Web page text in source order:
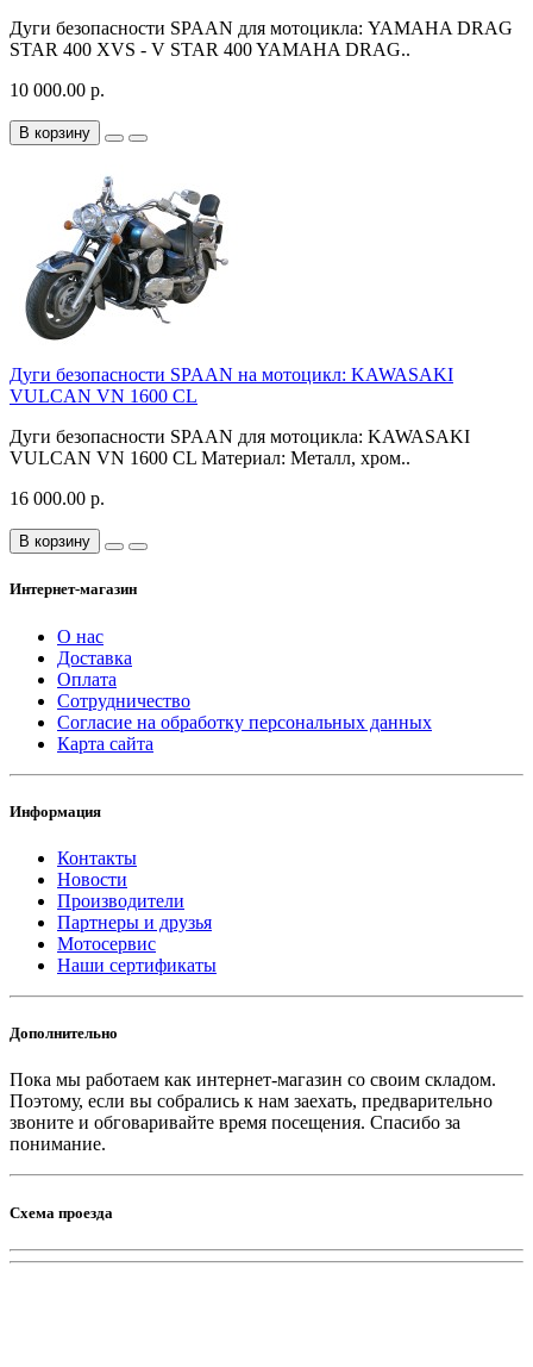
Дуги безопасности SPAAN для мотоцикла: YAMAHA DRAG
STAR 400 XVS - V STAR 400 YAMAHA DRAG..
10 000.00 р.
В корзину
Дуги безопасности SPAAN на мотоцикл: KAWASAKI
VULCAN VN 1600 CL
Дуги безопасности SPAAN для мотоцикла: KAWASAKI
VULCAN VN 1600 CL Материал: Металл, хром..
16 000.00 р.
В корзину
Интернет-магазин
О нас
Доставка
Оплата
Сотрудничество
Согласие на обработку персональных данных
Карта сайта
Информация
Контакты
Новости
Производители
Партнеры и друзья
Мотосервис
Наши сертификаты
Дополнительно
Пока мы работаем как интернет-магазин со своим складом.
Поэтому, если вы собрались к нам заехать, предварительно
звоните и обговаривайте время посещения. Спасибо за
понимание.
Схема проезда